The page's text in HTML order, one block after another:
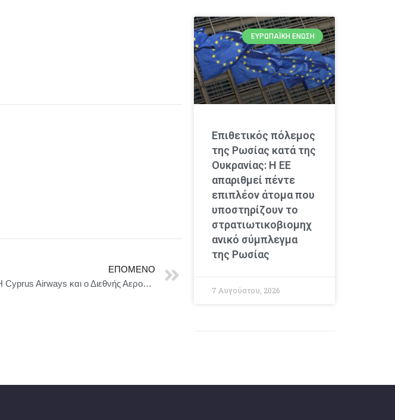
ΕΠΌΜΕΝΟ
Χειμώνας στο νησί: Η Cyprus Airways και ο Διεθνής Αερολιμένας Αθηνών διοργάνωσαν επιχειρηματική και ενημερωτική εκδήλωση ενόψει της νέας σεζόν
ΕΥΡΩΠΑΪΚΉ ΈΝΩΣΗ
Επιθετικός πόλεμος
της Ρωσίας κατά της
Ουκρανίας: Η ΕΕ
απαριθμεί πέντε
επιπλέον άτομα που
υποστηρίζουν το
στρατιωτικοβιομηχ
ανικό σύμπλεγμα
της Ρωσίας
7 Αυγούστου, 2026